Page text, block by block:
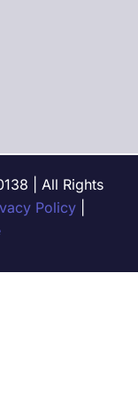
| All Rights
Policy|